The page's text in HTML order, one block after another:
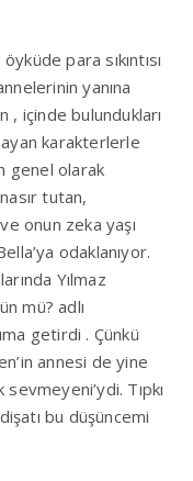
para sıkıntısı
yanına
, içinde bulundukları
karakterlerle
genel olarak
tutan,
onun zeka yaşı
odaklanıyor.
Yılmaz
mü? adlı
getirdi . Çünkü
annesi de yine
Tıpkı
bu düşüncemi